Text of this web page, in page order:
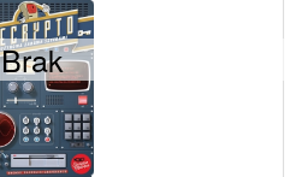
Brak